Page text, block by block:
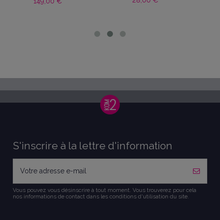
S'inscrire à la lettre d'information
Vous pouvez vous désinscrire à tout moment. Vous trouverez pour cela
nos informations de contact dans les conditions d'utilisation du site.